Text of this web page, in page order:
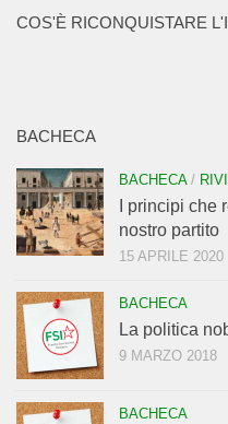
COS'È RICONQUISTARE
BACHECA
BACHECA/
I principi che
nostro partito
15 APRILE 2020
BACHECA
La politica
9 MARZO 2018
BACHECA